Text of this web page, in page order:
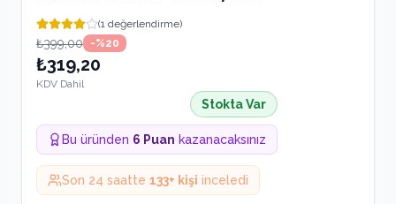
(1 değerlendirme)
₺399,00 -%20
₺319,20
KDV Dahil
Stokta Var
Bu üründen 6 Puan kazanacaksınız
Son 24 saatte 133+ kişi inceledi